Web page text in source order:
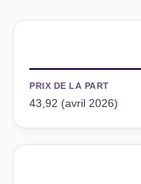
PRIX DE LA PART
43,92 (avril 2026)